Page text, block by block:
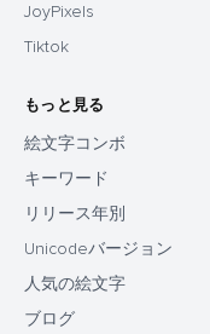
JoyPixels
Tiktok
もっと見る
絵文字コンボ
キーワード
リリース年別
Unicodeバージョン
人気の絵文字
ブログ